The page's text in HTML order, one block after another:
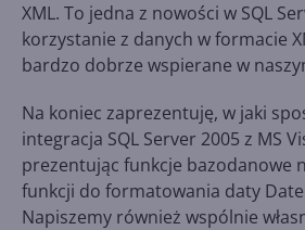
XML. To jedna z nowości w SQL
korzystanie z danych w formacie
bardzo dobrze wspierane w
Na koniec zaprezentuję, w jaki
integracja SQL Server 2005 z MS
prezentując funkcje bazodanowe
funkcji do formatowania daty
Napiszemy również wspólnie